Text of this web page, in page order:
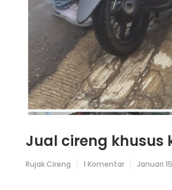
Jual cireng khusus
Rujak Cireng 1 KomentarpadaJanuari